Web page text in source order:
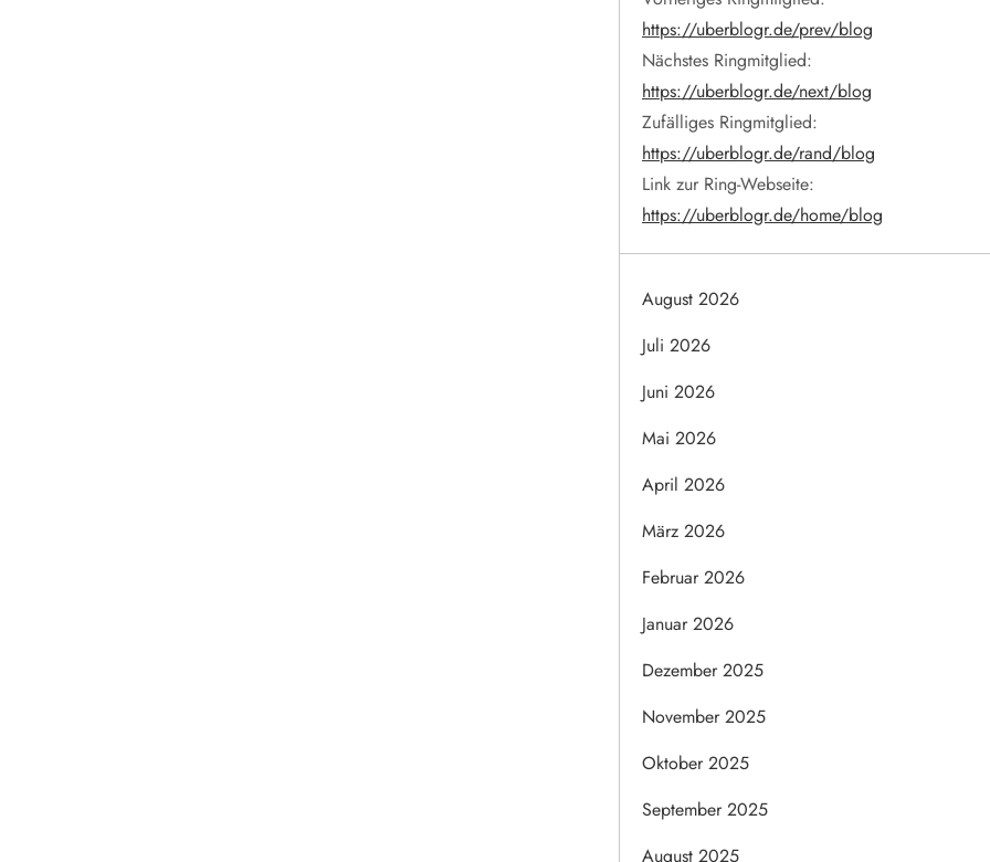
https://uberblogr.de/prev/blog
Nächstes Ringmitglied:
https://uberblogr.de/next/blog
Zufälliges Ringmitglied:
https://uberblogr.de/rand/blog
Link zur Ring-Webseite:
https://uberblogr.de/home/blog
August 2026
Juli 2026
Juni 2026
Mai 2026
April 2026
März 2026
Februar 2026
Januar 2026
Dezember 2025
November 2025
Oktober 2025
September 2025
August 2025